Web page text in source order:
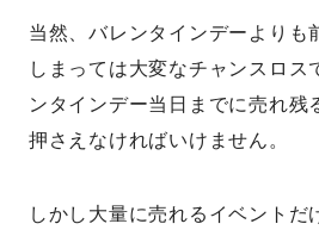
当然、バレンタインデーよりも
しまっては大変なチャンスロス
ンタインデー当日までに売れ残
押さえなければいけません。
しかし大量に売れるイベントだ